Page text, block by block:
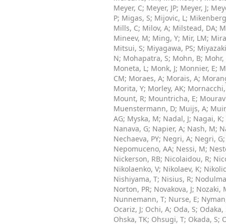
Meyer, C; Meyer, JP; Meyer, J;
P; Migas, S; Mijovic, L;
Mills, C; Milov, A; Milstead, DA;
Mineev, M; Ming, Y; Mir, LM;
Mitsui, S; Miyagawa, PS;
N; Mohapatra, S; Mohn, B; Mohr,
Moneta, L; Monk, J; Monnier, E;
CM; Moraes, A; Morais, A;
Morita, Y; Morley, AK;
Mount, R; Mountricha, E;
Muenstermann, D; Muijs, A;
AG; Myska, M; Nadal, J; Nagai, K;
Nanava, G; Napier, A; Nash, M;
Nechaeva, PY; Negri, A; Negri, G
Nepomuceno, AA; Nessi, M;
Nickerson, RB; Nicolaidou, R;
Nikolaenko, V; Nikolaev, K;
Nishiyama, T; Nisius, R;
Norton, PR; Novakova, J; Nozaki,
Nunnemann, T; Nurse, E;
Ocariz, J; Ochi, A; Oda, S; Odaka,
Ohska, TK; Ohsugi, T; Okada, S;